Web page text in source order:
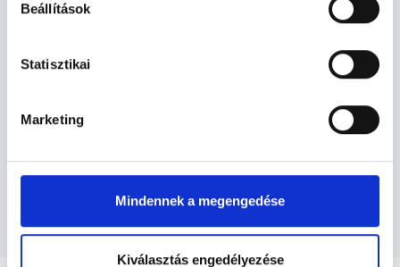
Beállítások
Statisztikai
Marketing
Mindennek a megengedése
Kiválasztás engedélyezése
Dietetika TERÜLETHEZ KAPCSOLÓDÓ
Szolgáltatások
Budapesti és vidéki dietetikus orvosok